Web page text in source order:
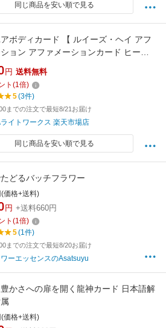
同じ商品を安い順で見る
ボディカード 【 ルイーズ・ヘイ アフ
ション アファメーションカード ヒーリ
ルフケア 】
円 送料無料
ト (1倍)
5(3件)
までの注文で最短8/21お届け
イトワークス 楽天市場店
同じ商品を安い順で見る
どるバッチフラワー
価格+送料)
円 +送料660円
ト (1倍)
5(1件)
までの注文で最短8/20お届け
ーエッセンスのAsatsuyu
かさへの扉を開く龍神カード 日本語解
価格+送料)